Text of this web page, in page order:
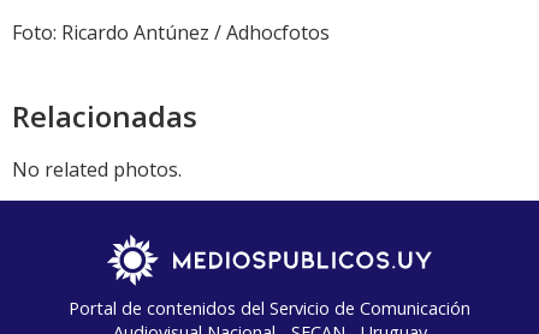
Foto: Ricardo Antúnez / Adhocfotos
Relacionadas
No related photos.
Portal de contenidos del Servicio de Comunicación